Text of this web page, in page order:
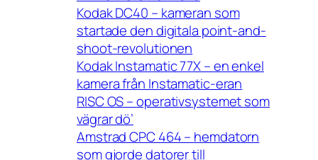
Kodak DC40 – kameran som
startade den digitala point-and-
shoot-revolutionen
Kodak Instamatic 77X – en enkel
kamera från Instamatic-eran
RISC OS – operativsystemet som
vägrar dö’
Amstrad CPC 464 – hemdatorn
som gjorde datorer till